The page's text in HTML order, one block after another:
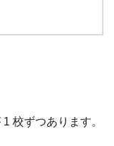
校ずつあります。